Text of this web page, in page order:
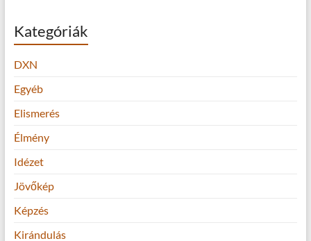
Kategóriák
DXN
Egyéb
Elismerés
Élmény
Idézet
Jövőkép
Képzés
Kirándulás